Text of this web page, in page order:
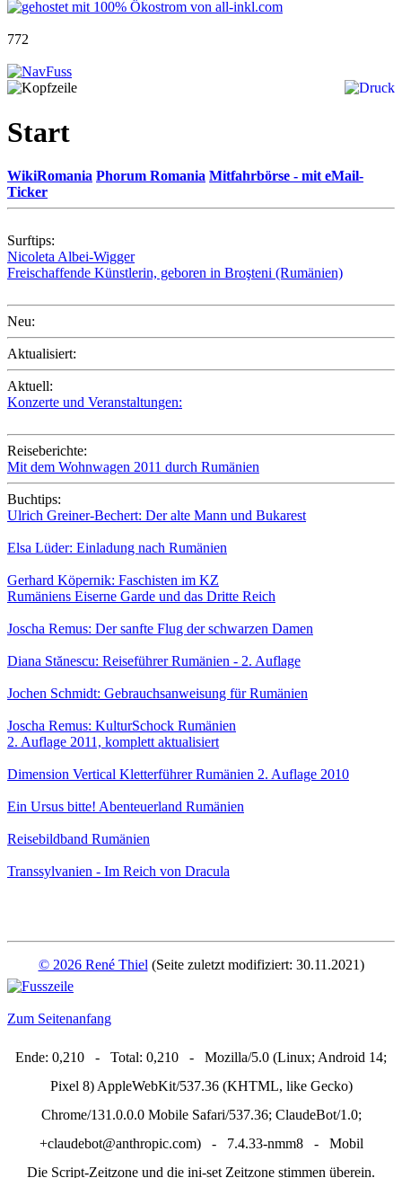
772
Start
WikiRomania Phorum Romania Mitfahrbörse - mit eMail-
Ticker
Surftips:
Nicoleta Albei-Wigger
Freischaffende Künstlerin, geboren in Broşteni (Rumänien)
Neu:
Aktualisiert:
Aktuell:
Konzerte und Veranstaltungen:
Reiseberichte:
Mit dem Wohnwagen 2011 durch Rumänien
Buchtips:
Ulrich Greiner-Bechert: Der alte Mann und Bukarest
Elsa Lüder: Einladung nach Rumänien
Gerhard Köpernik: Faschisten im KZ
Rumäniens Eiserne Garde und das Dritte Reich
Joscha Remus: Der sanfte Flug der schwarzen Damen
Diana Stănescu: Reiseführer Rumänien - 2. Auflage
Jochen Schmidt: Gebrauchsanweisung für Rumänien
Joscha Remus: KulturSchock Rumänien
2. Auflage 2011, komplett aktualisiert
Dimension Vertical Kletterführer Rumänien 2. Auflage 2010
Ein Ursus bitte! Abenteuerland Rumänien
Reisebildband Rumänien
Transsylvanien - Im Reich von Dracula
© 2026 René Thiel (Seite zuletzt modifiziert: 30.11.2021)
Zum Seitenanfang
Ende: 0,210 - Total: 0,210 - Mozilla/5.0 (Linux; Android 14;
Pixel 8) AppleWebKit/537.36 (KHTML, like Gecko)
Chrome/131.0.0.0 Mobile Safari/537.36; ClaudeBot/1.0;
+claudebot@anthropic.com) - 7.4.33-nmm8 - Mobil
Die Script-Zeitzone und die ini-set Zeitzone stimmen überein.